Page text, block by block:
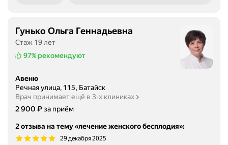
Гунько Ольга Геннадьевна
Стаж 19 лет
97% рекомендуют
Авеню
Речная улица, 115, Батайск
Врач принимает ещё в 3-х клиниках
Цена
2900
2 900 ₽за приём
2 отзыва на тему «лечение женского бесплодия»:
29 декабря 2025